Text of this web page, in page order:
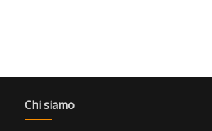
Chi siamo